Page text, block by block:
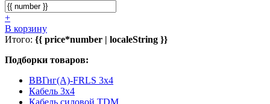
+
В корзину
Итого: {{ price*number | localeString }}
Подборки товаров:
ВВГнг(А)-FRLS 3x4
Кабель 3x4
Кабель силовой TDM